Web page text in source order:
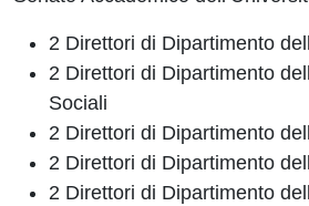
2 Direttori di Dipartimento
2 Direttori di Dipartimento
Sociali
2 Direttori di Dipartimento
2 Direttori di Dipartimento
2 Direttori di Dipartimento